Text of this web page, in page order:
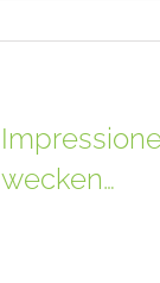
wecken…